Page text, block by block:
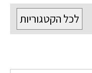
לכל הקטגוריות